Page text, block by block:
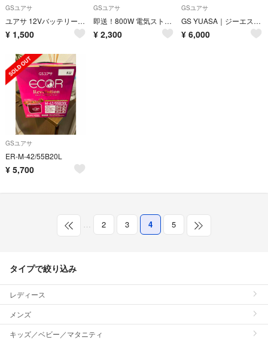
GSユアサ
ユアサ 12Vバッテリー PXL12050J FR
¥ 1,500
GSユアサ
即送！800W 電気ストーブ【ユアサ】使い易い！軽くてシンプル/コンパクト
¥ 2,300
GSユアサ
GS YUASA｜ジーエス・ユアサ アイドリングストップ車・充電制御車対応バッテ
¥ 6,000
GSユアサ
ER-M-42/55B20L
¥ 5,700
… 2 3 4 5
タイプで絞り込み
レディース
メンズ
キッズ／ベビー／マタニティ